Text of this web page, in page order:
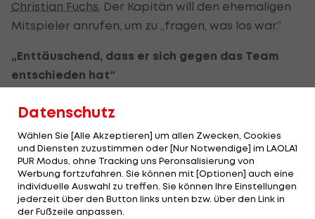
Christian Fuchs . Der Kapitän will den ehemaligen
Mitspieler anrufen, um zu „fragen, was los war.“
„Enttäuschend, dass er sich gegen das Team
entschieden hat“
Laut Martin Harnik
sehr enttäuschend, dass er uns in der Qualifikation
nicht zur Seite steht und sich gegen das Team
entschieden hat.“
Erfahren hat die Mannschaft von den
Datenschutz
Wählen Sie [Alle Akzeptieren] um allen Zwecken, Cookies
und Diensten zuzustimmen oder [Nur Notwendige] im LAOLA1
PUR Modus, ohne Tracking uns Peronsalisierung von
Werbung fortzufahren. Sie können mit [Optionen] auch eine
individuelle Auswahl zu treffen. Sie können Ihre Einstellungen
jederzeit über den Button links unten bzw. über den Link in
der Fußzeile anpassen.